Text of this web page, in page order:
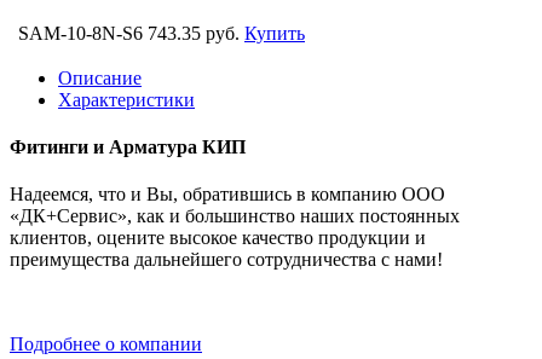
SAM-10-8N-S6 743.35 руб. Купить
Описание
Характеристики
Фитинги и Арматура КИП
Надеемся, что и Вы, обратившись в компанию ООО
«ДК+Сервис», как и большинство наших постоянных
клиентов, оцените высокое качество продукции и
преимущества дальнейшего сотрудничества с нами!
Подробнее о компании